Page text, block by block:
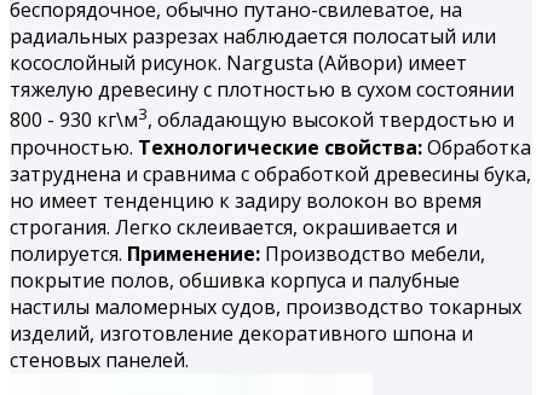
беспорядочное, обычно путано-свилеватое, на
радиальных разрезах наблюдается полосатый или
косослойный рисунок. Nargusta (Айвори) имеет
тяжелую древесину с плотностью в сухом состоянии
800 - 930 кг\м3, обладающую высокой твердостью и
прочностью. Технологические свойства:Обработка
затруднена и сравнима с обработкой древесины бука,
но имеет тенденцию к задиру волокон во время
строгания. Легко склеивается, окрашивается и
полируется. Применение: Производство мебели,
покрытие полов, обшивка корпуса и палубные
настилы маломерных судов, производство токарных
изделий, изготовление декоративного шпона и
стеновых панелей.